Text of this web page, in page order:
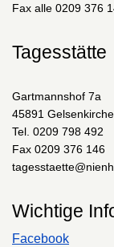
Fax alle 0209 376
Tagesstätte
Gartmannshof 7a
45891
Tel. 0209 798 492
Fax 0209 376 146
Wichtige
Facebook